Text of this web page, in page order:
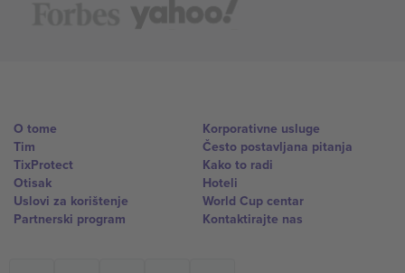
O tome
Tim
TixProtect
Otisak
Uslovi za korištenje
Partnerski program
Korporativne usluge
Često postavljana pitanja
Kako to radi
Hoteli
World Cup centar
Kontaktirajte nas